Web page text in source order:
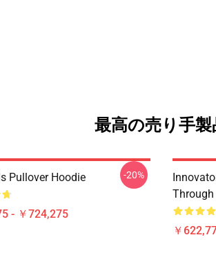
最高の売り手製
Pullover Hoodie
- ￥724,275
-20%
￥